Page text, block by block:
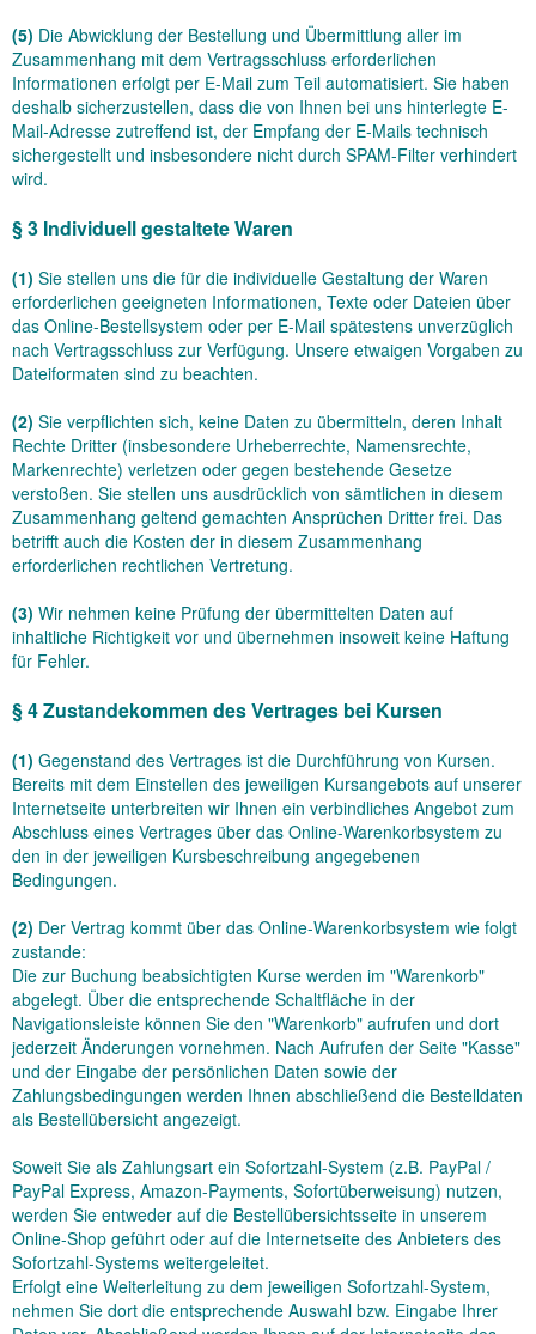
(5) Die Abwicklung der Bestellung und Übermittlung aller im
Zusammenhang mit dem Vertragsschluss erforderlichen
Informationen erfolgt per E-Mail zum Teil automatisiert. Sie haben
deshalb sicherzustellen, dass die von Ihnen bei uns hinterlegte E-
Mail-Adresse zutreffend ist, der Empfang der E-Mails technisch
sichergestellt und insbesondere nicht durch SPAM-Filter verhindert
wird.
§ 3 Individuell gestaltete Waren
(1) Sie stellen uns die für die individuelle Gestaltung der Waren
erforderlichen geeigneten Informationen, Texte oder Dateien über
das Online-Bestellsystem oder per E-Mail spätestens unverzüglich
nach Vertragsschluss zur Verfügung. Unsere etwaigen Vorgaben zu
Dateiformaten sind zu beachten.
(2) Sie verpflichten sich, keine Daten zu übermitteln, deren Inhalt
Rechte Dritter (insbesondere Urheberrechte, Namensrechte,
Markenrechte) verletzen oder gegen bestehende Gesetze
verstoßen. Sie stellen uns ausdrücklich von sämtlichen in diesem
Zusammenhang geltend gemachten Ansprüchen Dritter frei. Das
betrifft auch die Kosten der in diesem Zusammenhang
erforderlichen rechtlichen Vertretung.
(3) Wir nehmen keine Prüfung der übermittelten Daten auf
inhaltliche Richtigkeit vor und übernehmen insoweit keine Haftung
für Fehler.
§ 4 Zustandekommen des Vertrages bei Kursen
(1) Gegenstand des Vertrages ist die Durchführung von Kursen.
Bereits mit dem Einstellen des jeweiligen Kursangebots auf unserer
Internetseite unterbreiten wir Ihnen ein verbindliches Angebot zum
Abschluss eines Vertrages über das Online-Warenkorbsystem zu
den in der jeweiligen Kursbeschreibung angegebenen
Bedingungen.
(2) Der Vertrag kommt über das Online-Warenkorbsystem wie folgt
zustande:
Die zur Buchung beabsichtigten Kurse werden im "Warenkorb"
abgelegt. Über die entsprechende Schaltfläche in der
Navigationsleiste können Sie den "Warenkorb" aufrufen und dort
jederzeit Änderungen vornehmen. Nach Aufrufen der Seite "Kasse"
und der Eingabe der persönlichen Daten sowie der
Zahlungsbedingungen werden Ihnen abschließend die Bestelldaten
als Bestellübersicht angezeigt.
Soweit Sie als Zahlungsart ein Sofortzahl-System (z.B. PayPal /
PayPal Express, Amazon-Payments, Sofortüberweisung) nutzen,
werden Sie entweder auf die Bestellübersichtsseite in unserem
Online-Shop geführt oder auf die Internetseite des Anbieters des
Sofortzahl-Systems weitergeleitet.
Erfolgt eine Weiterleitung zu dem jeweiligen Sofortzahl-System,
nehmen Sie dort die entsprechende Auswahl bzw. Eingabe Ihrer